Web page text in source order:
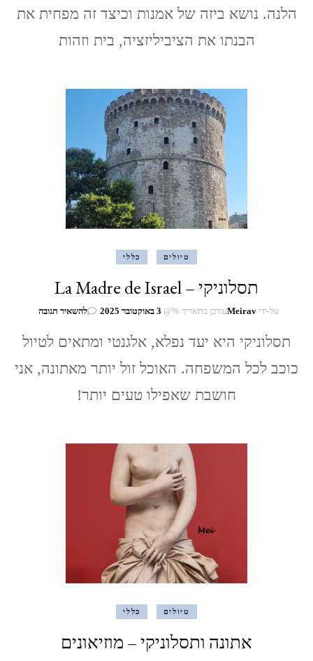
הלנה. נושא ביזה של אמנות וכיצד זה מפחית את
הבנתו את הציביליזציה, בית וזהות
טיולים כללי
תסלוניקי – La Madre de Israel
על-ידי Meiravעודכן בתאריך %@ 3 באוקטובר 2025 להשאיר תגובהבנושא
–
Madre
תסלוניקי היא יעד נפלא, אלגנטי ומתאים לטיול
כוכב לכל המשפחה. האוכל זול יותר מאתונה, אני
חושבת שאפילו טעים יותר!
טיולים כללי
אתונה ותסלוניקי – מוזיאונים